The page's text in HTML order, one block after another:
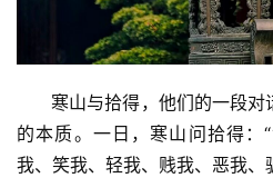
资
讯
寒山与拾得，他们的一段对
的本质。一日，寒山问拾得：
我、笑我、轻我、贱我、恶我、